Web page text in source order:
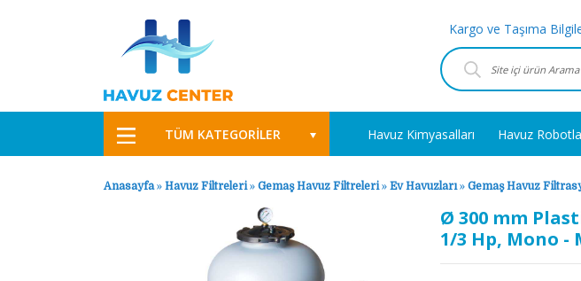
Kargo ve Taşıma
TÜM KATEGORİLER Havuz Kimyasalları Havuz
Anasayfa» Havuz Filtreleri» Gemaş Havuz Filtreleri» Ev Havuzları» Gemaş Havuz
Ø 300 mm
1/3 Hp, Mono -